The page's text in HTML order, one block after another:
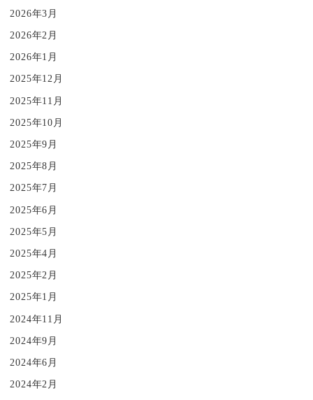
2026年3月
2026年2月
2026年1月
2025年12月
2025年11月
2025年10月
2025年9月
2025年8月
2025年7月
2025年6月
2025年5月
2025年4月
2025年2月
2025年1月
2024年11月
2024年9月
2024年6月
2024年2月